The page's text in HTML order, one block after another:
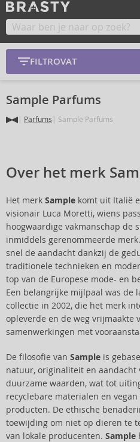
FILTROVAT
Sample Parfums
Parfums Sample Parfums
Over het merk
Het merk Sample komt uit Italië
visionair Luca Moretti, wiens
hoogwaardige vakmanschap de
inmiddels gerenommeerde
snel de aandacht dankzij de
traditionele technieken en
top van de Europese mode- en
Een belangrijke mijlpaal was de
collectie in 2002, die het merk
opleverde en de weg vrijmaakte
samenwerkingen met
De filosofie van Sample is
natuur, originaliteit en aandacht
duurzame waarden, wat tot
recyclebare materialen en
producten. De ethische
toewijding om niet op dieren te
van lokale producenten. Sample